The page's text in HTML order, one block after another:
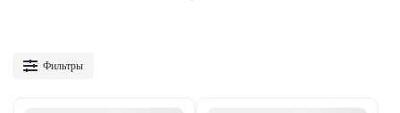
Фильтры